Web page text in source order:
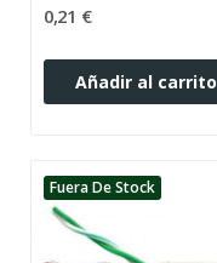
0,21 €
Añadir al carrito
Fuera De Stock